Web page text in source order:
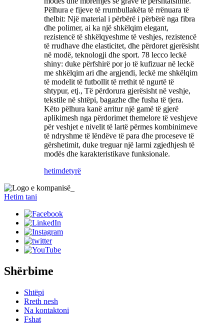
Pëlhura e fijeve të rrumbullakëta të rrënuara të
thelbit: Një material i përbërë i përbërë nga fibra
dhe polimer, ai ka një shkëlqim elegant,
rezistencë të shkëlqyeshme të veshjes, rezistencë
të rrudhave dhe elasticitet, dhe përdoret gjerësisht
në modë, teknologji dhe sport. ‌78 lecco leckë
‌shiny: duke përfshirë por jo të kufizuar në leckë
me shkëlqim ari dhe argjendi, leckë me shkëlqim
të modelit të futbollit të rrethit të ngurtë të
shtypur, etj., Të përdorura gjerësisht në veshje,
tekstile në shtëpi, bagazhe dhe fusha të tjera. ‌
Këto pëlhura kanë arritur një gamë të gjerë
aplikimesh nga përdorimet themelore të veshjeve
për veshjet e nivelit të lartë përmes kombinimeve
të ndryshme të lëndëve të para dhe proceseve të
gërshetimit, duke treguar një larmi zgjedhjesh të
modës dhe karakteristikave funksionale.
hetimdetyrë
Hetim tani
Shërbime
Shtëpi
Rreth nesh
Na kontaktoni
Fshat